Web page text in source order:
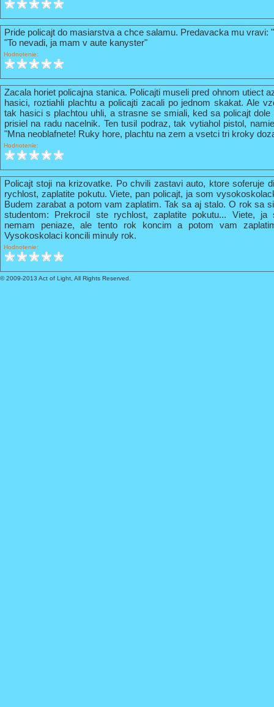
Pride policajt do masiarstva a chce salamu. Predavacka mu vravi:
"To nevadi, ja mam v aute kanyster"
Hodnotenie:
Zacala horiet policajna stanica. Policajti museli pred ohnom utiect
hasici, roztiahli plachtu a policajti zacali po jednom skakat. Ale
tak hasici s plachtou uhli, a strasne se smiali, ked sa policajt
prisiel na radu nacelnik. Ten tusil podraz, tak vytiahol pistol,
"Mna neoblafnete! Ruky hore, plachtu na zem a vsetci tri kroky
Hodnotenie:
Policajt stoji na krizovatke. Po chvili zastavi auto, ktore soferuje
rychlost, zaplatite pokutu. Viete, pan policajt, ja som
Budem zarabat a potom vam zaplatim. Tak sa aj stalo. O rok sa
studentom: Prekrocil ste rychlost, zaplatite pokutu... Viete,
nemam peniaze, ale tento rok koncim a potom vam
Vysokoskolaci koncili minuly rok.
Hodnotenie:
© 2009-2013 Act of Light, All Rights Reserved.